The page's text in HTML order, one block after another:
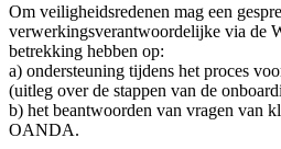
Om veiligheidsredenen mag een
verwerkingsverantwoordelijke via de
betrekking hebben op:
a) ondersteuning tijdens het proces
(uitleg over de stappen van de
b) het beantwoorden van vragen van
OANDA.